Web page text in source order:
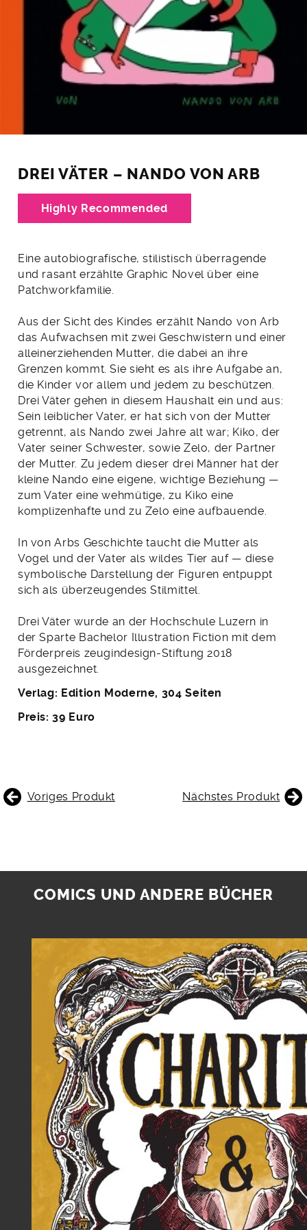
DREI VÄTER – NANDO VON ARB
Highly Recommended
Eine autobiografische, stilistisch überragende
und rasant erzählte Graphic Novel über eine
Patchworkfamilie.
Aus der Sicht des Kindes erzählt Nando von Arb
das Aufwachsen mit zwei Geschwistern und einer
alleinerziehenden Mutter, die dabei an ihre
Grenzen kommt. Sie sieht es als ihre Aufgabe an,
die Kinder vor allem und jedem zu beschützen.
Drei Väter gehen in diesem Haushalt ein und aus:
Sein leiblicher Vater, er hat sich von der Mutter
getrennt, als Nando zwei Jahre alt war; Kiko, der
Vater seiner Schwester, sowie Zelo, der Partner
der Mutter. Zu jedem dieser drei Männer hat der
kleine Nando eine eigene, wichtige Beziehung —
zum Vater eine wehmütige, zu Kiko eine
komplizenhafte und zu Zelo eine aufbauende.
In von Arbs Geschichte taucht die Mutter als
Vogel und der Vater als wildes Tier auf — diese
symbolische Darstellung der Figuren entpuppt
sich als überzeugendes Stilmittel.
Drei Väter wurde an der Hochschule Luzern in
der Sparte Bachelor Illustration Fiction mit dem
Förderpreis zeugindesign-Stiftung 2018
ausgezeichnet.
Verlag: Edition Moderne, 304 Seiten
Preis: 39 Euro
BEITRAGSNAVIGATION
Voriges Produkt Nächstes Produkt
COMICS UND ANDERE BÜCHER